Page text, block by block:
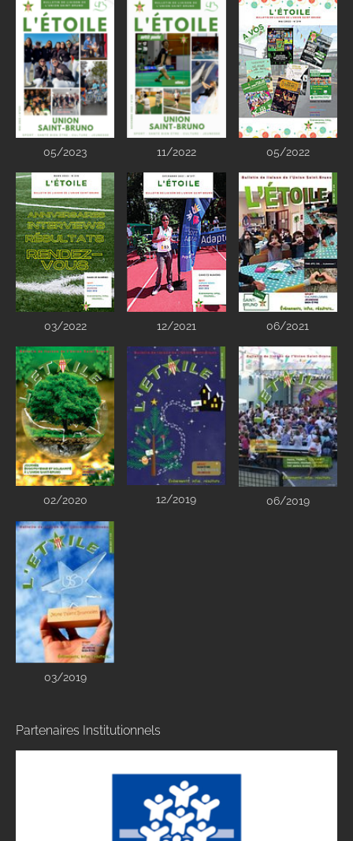
05/2023 11/2022 05/2022
03/2022 12/2021 06/2021
02/2020 12/2019 06/2019
03/2019
Partenaires Institutionnels